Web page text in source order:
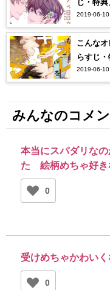
じ・特
2019-06-
こんな
らすじ
2019-06-
みんなのコメン
本当にスパダリな
た 絵柄めちゃ好き
0
受けめちゃかわいく
0